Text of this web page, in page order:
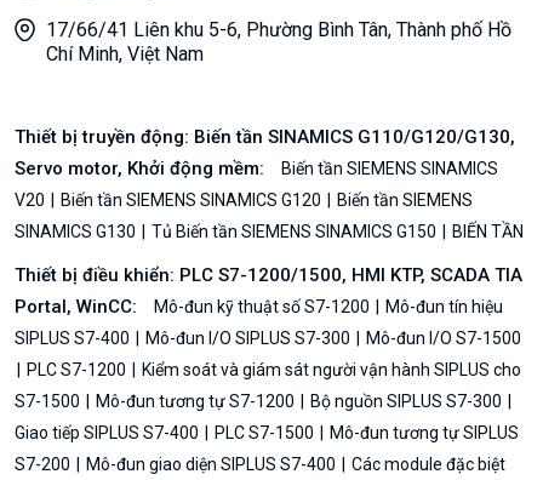
17/66/41 Liên khu 5-6, Phường Bình Tân, Thành phố Hồ
Chí Minh, Việt Nam
Thiết bị truyền động: Biến tần SINAMICS G110/G120/G130,
Servo motor, Khởi động mềm:
Biến tần SIEMENS SINAMICS
V20
Biến tần SIEMENS SINAMICS G120
Biến tần SIEMENS
SINAMICS G130
Tủ Biến tần SIEMENS SINAMICS G150 BIẾN TẦN
Thiết bị điều khiển: PLC S7-1200/1500, HMI KTP, SCADA TIA
Portal, WinCC:
Mô-đun kỹ thuật số S7-1200
Mô-đun tín hiệu
SIPLUS S7-400
Mô-đun I/O SIPLUS S7-300
Mô-đun I/O S7-1500
PLC S7-1200
Kiểm soát và giám sát người vận hành SIPLUS cho
S7-1500
Mô-đun tương tự S7-1200
Bộ nguồn SIPLUS S7-300
Giao tiếp SIPLUS S7-400
PLC S7-1500
Mô-đun tương tự SIPLUS
S7-200
Mô-đun giao diện SIPLUS S7-400
Các module đặc biệt